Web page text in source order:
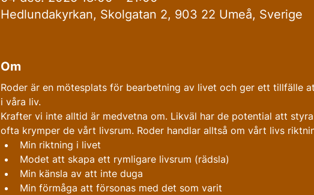
Hedlundakyrkan, Skolgatan 2, 903 22 Umeå, Sverige
Om
Roder är en mötesplats för bearbetning av livet och ger ett tillfälle
i våra liv.
Krafter vi inte alltid är medvetna om. Likväl har de potential att
ofta krymper de vårt livsrum. Roder handlar alltså om vårt livs
Min riktning i livet
Modet att skapa ett rymligare livsrum (rädsla)
Min känsla av att inte duga
Min förmåga att försonas med det som varit